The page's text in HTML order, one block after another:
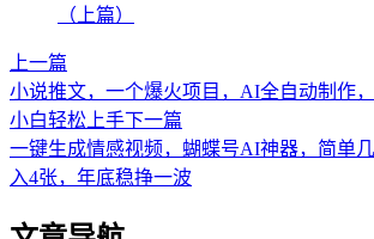
（上篇）
上一篇
小说推文，一个爆火项目，AI全自动制作，
小白轻松上手下一篇
一键生成情感视频，蝴蝶号AI神器，简单
入4张，年底稳挣一波